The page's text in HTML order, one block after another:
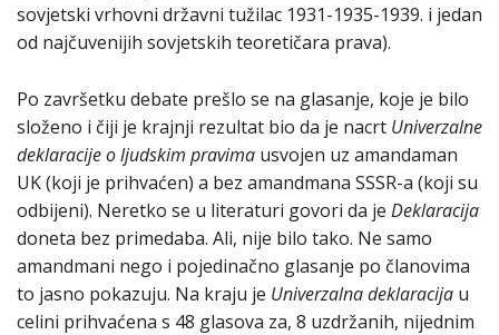
sovjetski vrhovni državni tužilac 1931-1935-1939. i jedan
od najčuvenijih sovjetskih teoretičara prava).
Po završetku debate prešlo se na glasanje, koje je bilo
složeno i čiji je krajnji rezultat bio da je nacrt Univerzalne
deklaracije o ljudskim pravima usvojen uz amandaman
UK (koji je prihvaćen) a bez amandmana SSSR-a (koji su
odbijeni). Neretko se u literaturi govori da je Deklaracija
doneta bez primedaba. Ali, nije bilo tako. Ne samo
amandmani nego i pojedinačno glasanje po članovima
to jasno pokazuju. Na kraju je Univerzalna deklaracija u
celini prihvaćena s 48 glasova za, 8 uzdržanih, nijednim